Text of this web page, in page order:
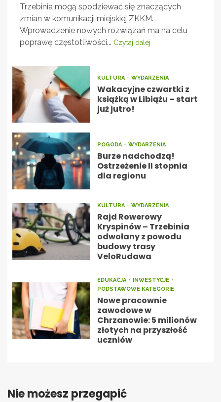
Trzebinia mogą spodziewać się znaczących
zmian w komunikacji miejskiej ZKKM.
Wprowadzenie nowych rozwiązań ma na celu
poprawę częstotliwości... Czytaj dalej
KULTURA WYDARZENIA
Wakacyjne czwartki z
książką w Libiążu – start
już jutro!
POGODA WYDARZENIA
Burze nadchodzą!
Ostrzeżenie II stopnia
dla regionu
KULTURA WYDARZENIA
Rajd Rowerowy
Kryspinów – Trzebinia
odwołany z powodu
budowy trasy
VeloRudawa
EDUKACJA
INWESTYCJE
PODSTAWOWE KATEGORIE
Nowe pracownie
zawodowe w
Chrzanowie: 5 milionów
złotych na przyszłość
uczniów
Nie możesz przegapić